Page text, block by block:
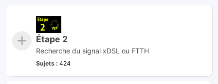
Étape 2
Recherche du signal xDSL ou FTTH
Sujets : 424